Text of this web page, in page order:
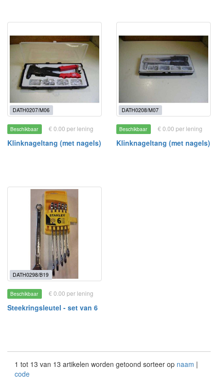
DATH0207/M06
Beschikbaar € 0.00 per lening
Klinknageltang (met nagels)
DATH0208/M07
Beschikbaar € 0.00 per lening
Klinknageltang (met nagels)
DATH0298/B19
Beschikbaar € 0.00 per lening
Steekringsleutel - set van 6
1 tot 13 van 13 artikelen worden getoond sorteer op naam |
code